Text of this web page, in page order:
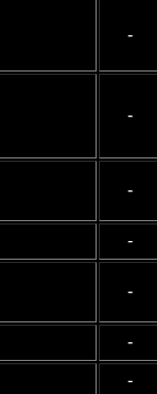
-
-
-
-
-
-
-